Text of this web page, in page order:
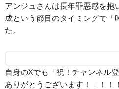
アンジュさんは長年罪悪感を抱
成という節目のタイミングで「
た。
自身のXでも「祝！チャンネル
ありがとうございます！！！！